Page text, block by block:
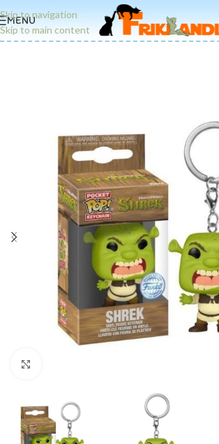
Skip to navigation
Skip to main content
MENU